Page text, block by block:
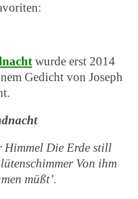
wurde erst 2014
Gedicht von Joseph
Himmel Die Erde still
Von ihm
müßt’.